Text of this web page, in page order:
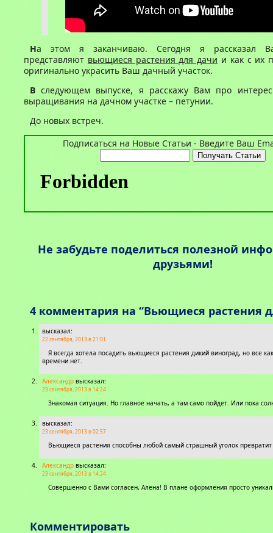
На этом я заканчиваю. Сегодня я рассказал
представляют вьющиеся растения для дачи и как с их
оригинально украсить Ваш дачный участок.
В следующем выпуске, я расскажу Вам про
выращивания на дачном участке – петунии.
До новых встреч.
Подписаться на Новые Статьи - Введите Ваш
Не забудьте поделиться полезной
друзьями!
4 комментария на “Вьющиеся растения
высказал:
22 сентября, 2013 в 21:01
Я всегда хотела посадить вьющиеся растения дикий виноград, но все
времени нет.
Александр высказал:
23 сентября, 2013 в 14:24
Знакомая ситуация. Но главное начать, а там само пойдет. Или пока
высказал:
23 сентября, 2013 в 02:57
Вьющиеся растения способны любой самый страшный уголок превратит
Александр высказал:
23 сентября, 2013 в 14:24
Совершенно с Вами согласен, Алена! В плане оформления просто
Комментировать